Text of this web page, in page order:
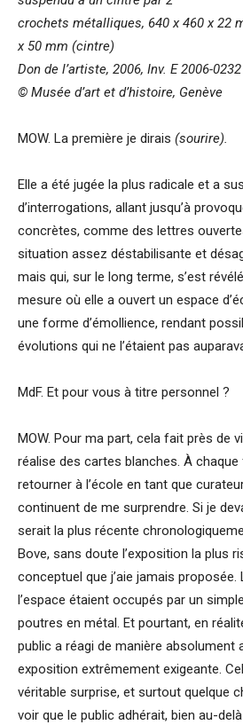
crochets métalliques, 640 x 460 x 22
x 50 mm (cintre)
Don de l’artiste, 2006, Inv. E 2006-0232
© Musée d’art et d’histoire, Genève
MOW. La première je dirais (sourire).
Elle a été jugée la plus radicale et a
d’interrogations, allant jusqu’à
concrètes, comme des lettres
situation assez déstabilisante et
mais qui, sur le long terme, s’est
mesure où elle a ouvert un espace
une forme d’émollience, rendant
évolutions qui ne l’étaient pas
MdF. Et pour vous à titre personnel ?
MOW. Pour ma part, cela fait près de
réalise des cartes blanches. À chaque
retourner à l’école en tant que
continuent de me surprendre. Si je
serait la plus récente
Bove, sans doute l’exposition la plus
conceptuel que j’aie jamais proposée.
l’espace étaient occupés par un
poutres en métal. Et pourtant, en
public a réagi de manière absolument
exposition extrêmement exigeante.
véritable surprise, et surtout quelque
voir que le public adhérait, bien au-